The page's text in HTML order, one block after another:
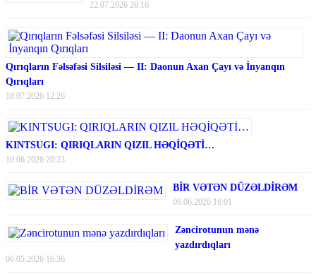
22.07.2026 20:16
Qırıqların Fəlsəfəsi Silsiləsi — II: Daonun Axan Çayı və İnyanqın
Qırıqları
18.07.2026 12:26
KINTSUGI: QIRIQLARIN QIZIL HƏQİQƏTİ…
10.06.2026 20:23
BİR VƏTƏN DÜZƏLDİRƏM
06.06.2026 16:01
Zəncirotunun mənə
yazdırdıqları
06.05.2026 16:36